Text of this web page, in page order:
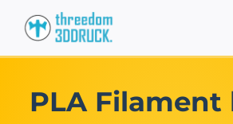
Inhalt
springen
PLA Filament